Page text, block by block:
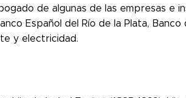
de algunas de las empresas e
Español del Río de la Plata,
y electricidad.